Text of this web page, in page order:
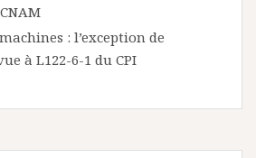
: l’exception de
à L122-6-1 du CPI